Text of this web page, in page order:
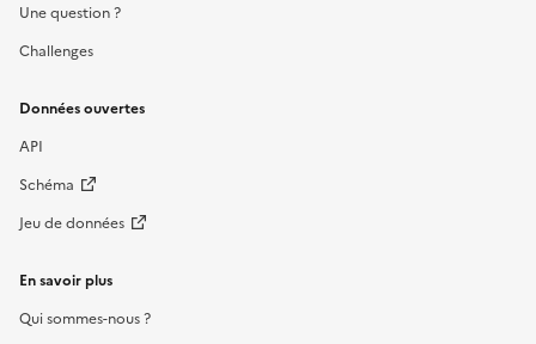
Une question ?
Challenges
Données ouvertes
API
Schéma
Jeu de données
En savoir plus
Qui sommes-nous ?